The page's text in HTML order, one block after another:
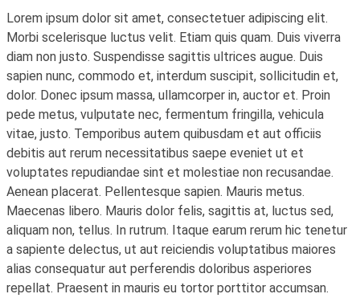
Lorem ipsum dolor sit amet, consectetuer adipiscing elit.
Morbi scelerisque luctus velit. Etiam quis quam. Duis viverra
diam non justo. Suspendisse sagittis ultrices augue. Duis
sapien nunc, commodo et, interdum suscipit, sollicitudin et,
dolor. Donec ipsum massa, ullamcorper in, auctor et. Proin
pede metus, vulputate nec, fermentum fringilla, vehicula
vitae, justo. Temporibus autem quibusdam et aut officiis
debitis aut rerum necessitatibus saepe eveniet ut et
voluptates repudiandae sint et molestiae non recusandae.
Aenean placerat. Pellentesque sapien. Mauris metus.
Maecenas libero. Mauris dolor felis, sagittis at, luctus sed,
aliquam non, tellus. In rutrum. Itaque earum rerum hic tenetur
a sapiente delectus, ut aut reiciendis voluptatibus maiores
alias consequatur aut perferendis doloribus asperiores
repellat. Praesent in mauris eu tortor porttitor accumsan.